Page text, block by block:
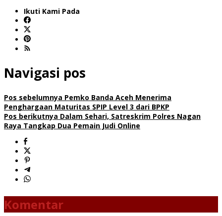
Ikuti Kami Pada
Navigasi pos
Pos sebelumnya Pemko Banda Aceh Menerima
Penghargaan Maturitas SPIP Level 3 dari BPKP
Pos berikutnya Dalam Sehari, Satreskrim Polres Nagan
Raya Tangkap Dua Pemain Judi Online
Komentar